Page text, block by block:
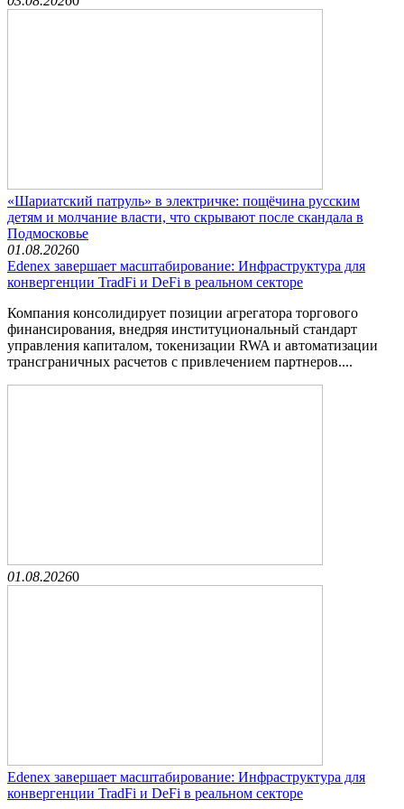
«Шариатский патруль» в электричке: пощёчина русским
детям и молчание власти, что скрывают после скандала в
Подмосковье
01.08.20260
Edenex завершает масштабирование: Инфраструктура для
конвергенции TradFi и DeFi в реальном секторе
Компания консолидирует позиции агрегатора торгового
финансирования, внедряя институциональный стандарт
управления капиталом, токенизации RWA и автоматизации
трансграничных расчетов с привлечением партнеров....
01.08.20260
Edenex завершает масштабирование: Инфраструктура для
конвергенции TradFi и DeFi в реальном секторе